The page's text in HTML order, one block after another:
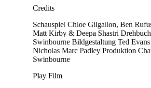
Credits
Schauspiel Chloe Gilgallon, Ben
Matt Kirby & Deepa Shastri Drehbuch
Swinbourne Bildgestaltung Ted Evans
Nicholas Marc Padley Produktion
Swinbourne
Play Film